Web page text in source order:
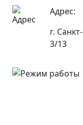
Адрес:
г.
3/13